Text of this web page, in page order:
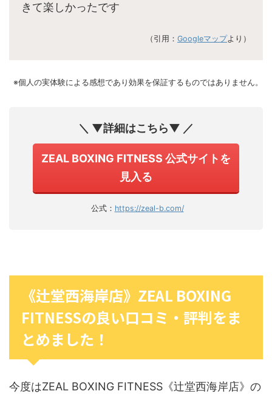
きて楽しかったです
（引用： Googleマップより）
※個人の実体験による感想であり効果を保証するものではありません。
＼ ▼詳細はこちら▼ ／
ZEAL BOXING FITNESS 公式サイトを
見入る
公式： https://zeal-b.com/
《辻堂西海岸店》ZEAL BOXING
FITNESSの良い口コミ・評判をま
とめました！
今度はZEAL BOXING FITNESS《辻堂西海岸店》の